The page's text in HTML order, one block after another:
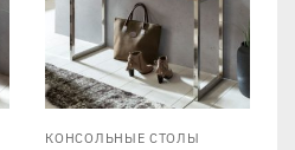
КОНСОЛЬНЫЕ СТОЛЫ